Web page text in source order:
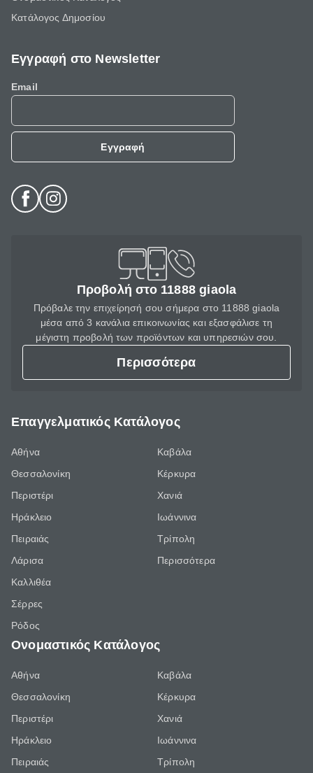
Κατάλογος Δημοσίου
Εγγραφή στο Newsletter
Email
Εγγραφή
Προβολή στο 11888 giaola
Πρόβαλε την επιχείρησή σου σήμερα στο 11888 giaola
μέσα από 3 κανάλια επικοινωνίας και εξασφάλισε τη
μέγιστη προβολή των προϊόντων και υπηρεσιών σου.
Περισσότερα
Επαγγελματικός Κατάλογος
Αθήνα
Θεσσαλονίκη
Περιστέρι
Ηράκλειο
Πειραιάς
Λάρισα
Καλλιθέα
Σέρρες
Ρόδος
Καβάλα
Κέρκυρα
Χανιά
Ιωάννινα
Τρίπολη
Περισσότερα
Ονομαστικός Κατάλογος
Αθήνα
Θεσσαλονίκη
Περιστέρι
Ηράκλειο
Πειραιάς
Καβάλα
Κέρκυρα
Χανιά
Ιωάννινα
Τρίπολη